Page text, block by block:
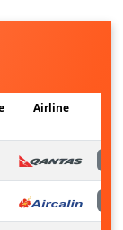
Airline